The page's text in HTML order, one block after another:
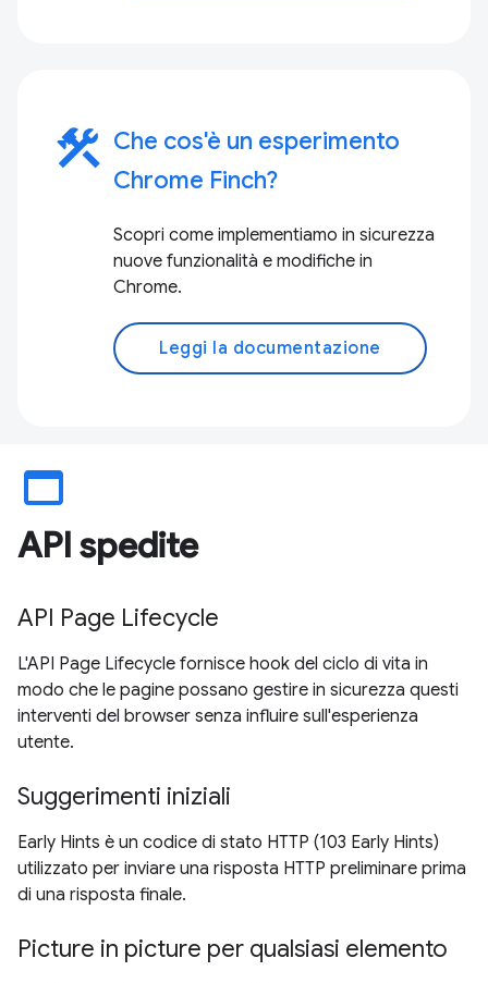
construction Che cos'è un esperimento
Chrome Finch?
Scopri come implementiamo in sicurezza
nuove funzionalità e modifiche in
Chrome.
Leggi la documentazione
web_asset
API spedite
API Page Lifecycle
L'API Page Lifecycle fornisce hook del ciclo di vita in
modo che le pagine possano gestire in sicurezza questi
interventi del browser senza influire sull'esperienza
utente.
Suggerimenti iniziali
Early Hints è un codice di stato HTTP (103 Early Hints)
utilizzato per inviare una risposta HTTP preliminare prima
di una risposta finale.
Picture in picture per qualsiasi elemento